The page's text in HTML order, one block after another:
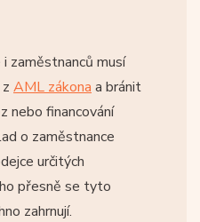
zaměstnanců musí
AML zákona a bránit
nebo financování
o zaměstnance
určitých
přesně se tyto
zahrnují.